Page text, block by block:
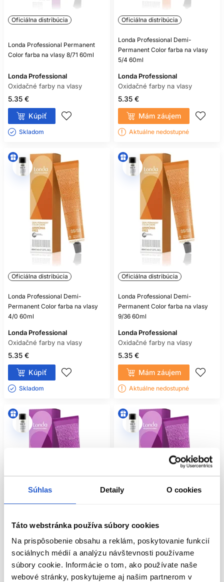
Súhlas Detaily O cookies
Táto webstránka používa súbory cookies
Na prispôsobenie obsahu a reklám, poskytovanie funkcií
sociálnych médií a analýzu návštevnosti používame
súbory cookie. Informácie o tom, ako používate naše
webové stránky, poskytujeme aj našim partnerom v
Oficiálna distribúcia
Londa Professional Permanent
Color farba na vlasy 8/71 60ml
Londa Professional
Oxidačné farby na vlasy
5.35 €
Kúpiť
Skladom ㅤ
Oficiálna distribúcia
Londa Professional Demi-
Permanent Color farba na vlasy
5/4 60ml
Londa Professional
Oxidačné farby na vlasy
5.35 €
Mám záujem
Aktuálne nedostupné
Oficiálna distribúcia
Londa Professional Demi-
Permanent Color farba na vlasy
4/0 60ml
Londa Professional
Oxidačné farby na vlasy
5.35 €
Kúpiť
Skladom ㅤ
Oficiálna distribúcia
Londa Professional Demi-
Permanent Color farba na vlasy
9/36 60ml
Londa Professional
Oxidačné farby na vlasy
5.35 €
Mám záujem
Aktuálne nedostupné
Londa Professional Permanent
Color farba na vlasy 8/81 60ml
Londa Professional
Londa Professional Permanent
Color farba na vlasy 10/16 60ml
Londa Professional